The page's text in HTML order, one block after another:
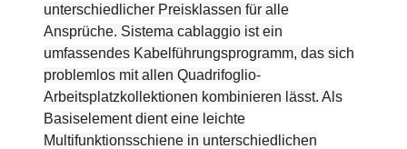
unterschiedlicher Preisklassen für alle
Ansprüche. Sistema cablaggio ist ein
umfassendes Kabelführungsprogramm, das sich
problemlos mit allen Quadrifoglio-
Arbeitsplatzkollektionen kombinieren lässt. Als
Basiselement dient eine leichte
Multifunktionsschiene in unterschiedlichen